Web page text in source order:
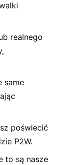
realnego
same
poświecić
P2W.
to są nasze